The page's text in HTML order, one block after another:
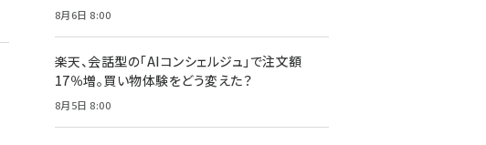
8月6日 8:00
楽天、会話型の「AIコンシェルジュ」で注文額
17％増。買い物体験をどう変えた？
8月5日 8:00